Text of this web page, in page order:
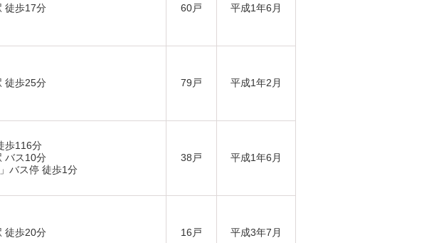
徒歩17分 60戸 平成1年6月
徒歩25分 79戸 平成1年2月
歩116分
バス10分
バス停 徒歩1分
38戸 平成1年6月
徒歩20分 16戸 平成3年7月